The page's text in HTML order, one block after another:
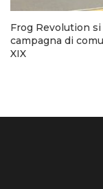
Frog Revolution si
campagna di
XIX